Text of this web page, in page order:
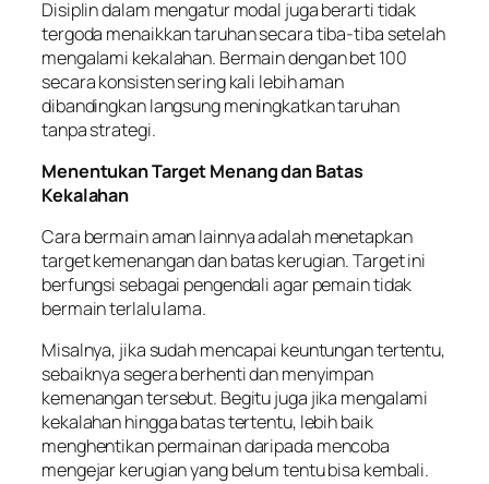
Disiplin dalam mengatur modal juga berarti tidak
tergoda menaikkan taruhan secara tiba-tiba setelah
mengalami kekalahan. Bermain dengan bet 100
secara konsisten sering kali lebih aman
dibandingkan langsung meningkatkan taruhan
tanpa strategi.
Menentukan Target Menang dan Batas
Kekalahan
Cara bermain aman lainnya adalah menetapkan
target kemenangan dan batas kerugian. Target ini
berfungsi sebagai pengendali agar pemain tidak
bermain terlalu lama.
Misalnya, jika sudah mencapai keuntungan tertentu,
sebaiknya segera berhenti dan menyimpan
kemenangan tersebut. Begitu juga jika mengalami
kekalahan hingga batas tertentu, lebih baik
menghentikan permainan daripada mencoba
mengejar kerugian yang belum tentu bisa kembali.